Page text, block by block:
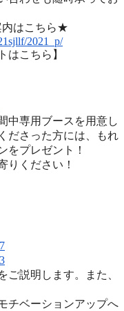
内はこちら★
2021_p/
はこちら】
中専用ブースを用意し
ださった方には、
もれ
をプレゼント！
りください！
ご説明します。また、
チベーションアップへ